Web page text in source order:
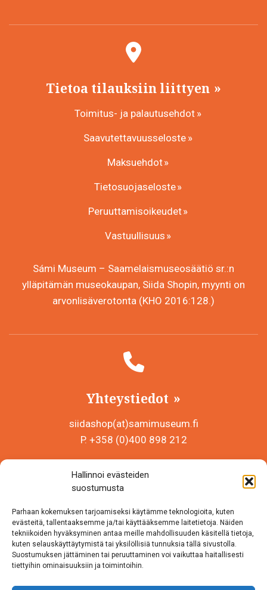
Hallinnoi evästeiden
suostumusta
Parhaan kokemuksen tarjoamiseksi käytämme teknologioita, kuten
evästeitä, tallentaaksemme ja/tai käyttääksemme laitetietoja. Näiden
tekniikoiden hyväksyminen antaa meille mahdollisuuden käsitellä tietoja,
kuten selauskäyttäytymistä tai yksilöllisiä tunnuksia tällä sivustolla.
Suostumuksen jättäminen tai peruuttaminen voi vaikuttaa haitallisesti
tiettyihin ominaisuuksiin ja toimintoihin.
Tietoa tilauksiin liittyen
Toimitus- ja palautusehdot
Saavutettavuusseloste
Maksuehdot
Tietosuojaseloste
Peruuttamisoikeudet
Vastuullisuus
Sámi Museum – Saamelaismuseosäätiö sr.:n
ylläpitämän museokaupan, Siida Shopin, myynti on
arvonlisäverotonta (KHO 2016:128.)
Yhteystiedot
siidashop(at)samimuseum.fi
P. +358 (0)400 898 212
Y-tunnus 0625907-2
Inarintie 46
99870 Inari
Löydät meidät myös somesta!
Instagram